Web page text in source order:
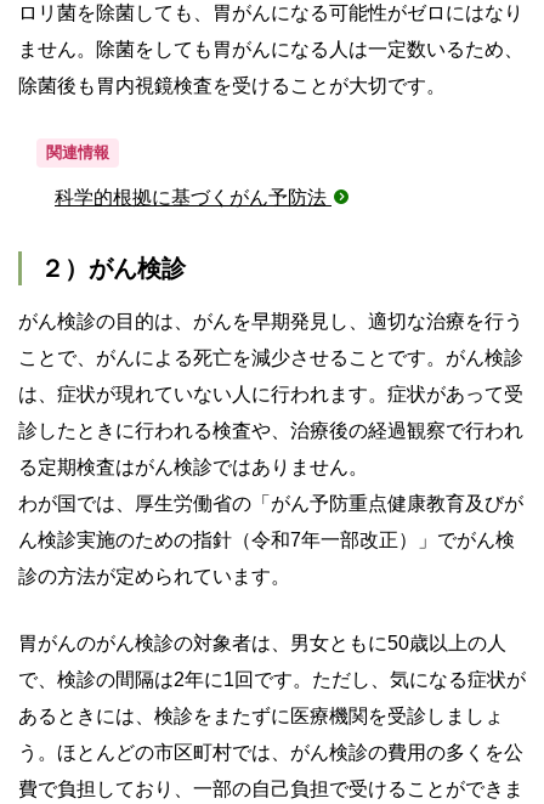
ロリ菌を除菌しても、胃がんになる可能性がゼロにはなり
ません。除菌をしても胃がんになる人は一定数いるため、
除菌後も胃内視鏡検査を受けることが大切です。
関連情報
科学的根拠に基づくがん予防法
２）がん検診
がん検診の目的は、がんを早期発見し、適切な治療を行う
ことで、がんによる死亡を減少させることです。がん検診
は、症状が現れていない人に行われます。症状があって受
診したときに行われる検査や、治療後の経過観察で行われ
る定期検査はがん検診ではありません。
わが国では、厚生労働省の「がん予防重点健康教育及びが
ん検診実施のための指針（令和7年一部改正）」でがん検
診の方法が定められています。
胃がんのがん検診の対象者は、男女ともに50歳以上の人
で、検診の間隔は2年に1回です。ただし、気になる症状が
あるときには、検診をまたずに医療機関を受診しましょ
う。ほとんどの市区町村では、がん検診の費用の多くを公
費で負担しており、一部の自己負担で受けることができま